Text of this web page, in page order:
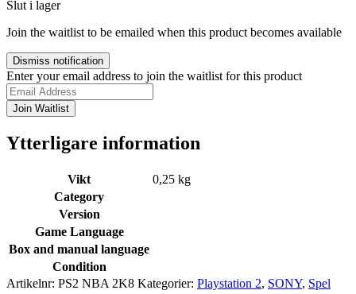
Slut i lager
Join the waitlist to be emailed when this product becomes available
Dismiss notification
Enter your email address to join the waitlist for this product
Join Waitlist
Ytterligare information
Vikt
0,25 kg
Category
Version
Game Language
Box and manual language
Condition
Artikelnr: PS2 NBA 2K8 Kategorier: Playstation 2, SONY, Spel